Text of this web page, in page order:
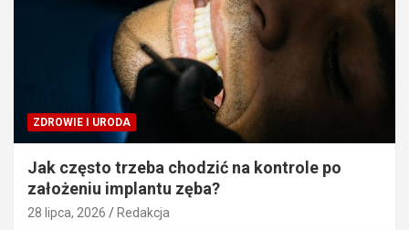
ZDROWIE I URODA
Jak często trzeba chodzić na kontrole po
założeniu implantu zęba?
28 lipca, 2026 Redakcja